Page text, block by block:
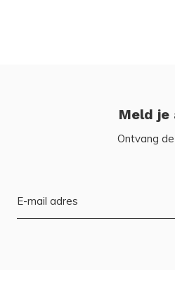
Meld je
Ontvang